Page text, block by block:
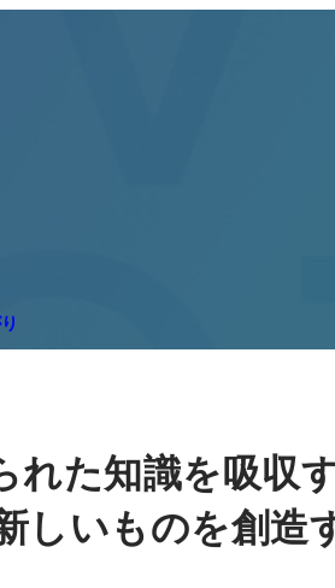
れた知識を吸収
しいものを創造